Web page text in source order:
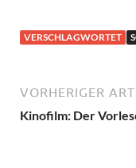
VERSCHLAGWORTET
VORHERIGER
Kinofilm: Der